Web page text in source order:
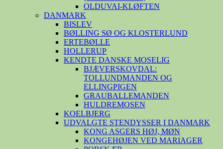
OLDUVAI-KLØFTEN
DANMARK
BISLEV
BØLLING SØ OG KLOSTERLUND
ERTEBØLLE
HOLLERUP
KENDTE DANSKE MOSELIG
BJÆVERSKOVDAL:
TOLLUNDMANDEN OG
ELLINGPIGEN
GRAUBALLEMANDEN
HULDREMOSEN
KOELBJERG
UDVALGTE STENDYSSER I DANMARK
KONG ASGERS HØJ, MØN
KONGEHØJEN VED MARIAGER